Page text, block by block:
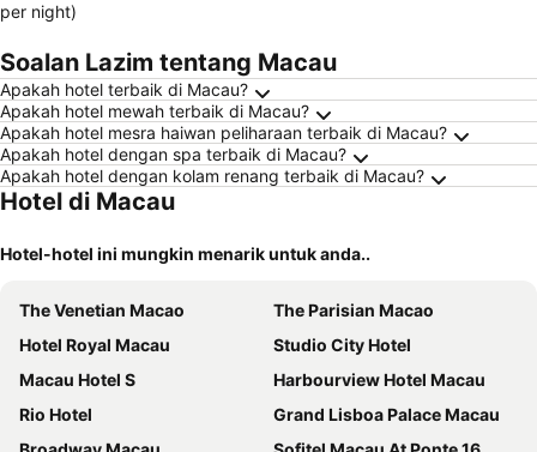
per night)
Soalan Lazim tentang Macau
Apakah hotel terbaik di Macau?
Apakah hotel mewah terbaik di Macau?
Apakah hotel mesra haiwan peliharaan terbaik di Macau?
Apakah hotel dengan spa terbaik di Macau?
Apakah hotel dengan kolam renang terbaik di Macau?
Hotel di Macau
Hotel-hotel ini mungkin menarik untuk anda..
The Venetian Macao
The Parisian Macao
Hotel Royal Macau
Studio City Hotel
Macau Hotel S
Harbourview Hotel Macau
Rio Hotel
Grand Lisboa Palace Macau